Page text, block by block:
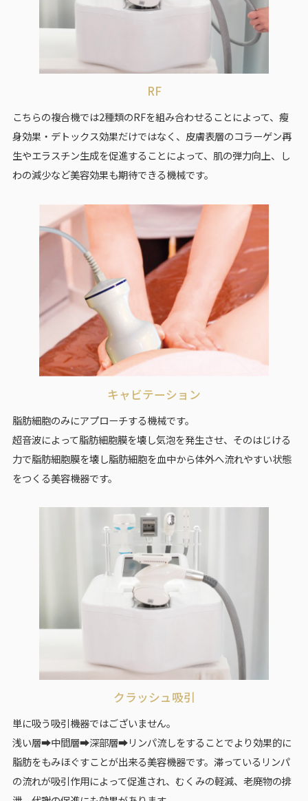
RF
こちらの複合機では2種類のRFを組み合わせることによって、瘦
身効果・デトックス効果だけではなく、皮膚表層のコラーゲン再
生やエラスチン生成を促進することによって、肌の弾力向上、し
わの減少など美容効果も期待できる機械です。
キャビテーション
脂肪細胞のみにアプローチする機械です。
超音波によって脂肪細胞膜を壊し気泡を発生させ、そのはじける
力で脂肪細胞膜を壊し脂肪細胞を血中から体外へ流れやすい状態
をつくる美容機器です。
クラッシュ吸引
単に吸う吸引機器ではございません。
浅い層➡中間層➡深部層➡リンパ流しをすることでより効果的に
脂肪をもみほぐすことが出来る美容機器です。滞っているリンパ
の流れが吸引作用によって促進され、むくみの軽減、老廃物の排